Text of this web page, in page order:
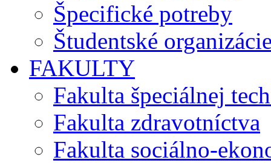
Špecifické potreby
Študentské
FAKULTY
Fakulta špeciálnej
Fakulta zdravotníctva
Fakulta sociálno-